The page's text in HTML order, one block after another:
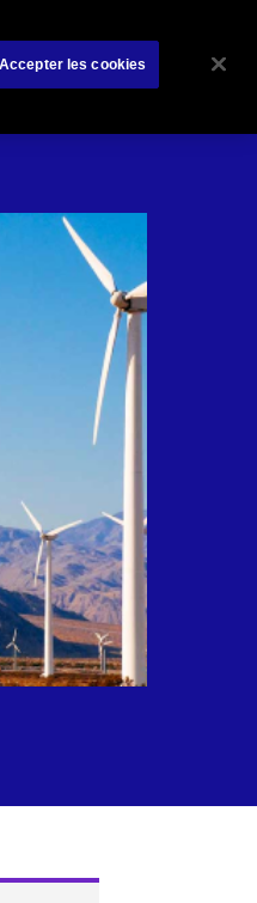
nous
Accepter les cookies